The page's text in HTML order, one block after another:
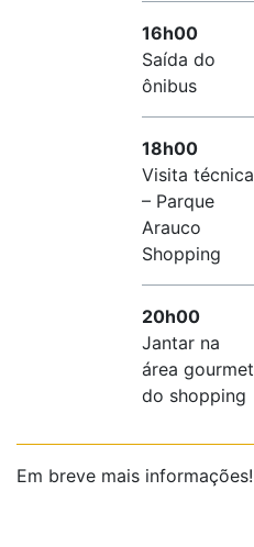
16h00
Saída do
ônibus
18h00
Visita técnica
– Parque
Arauco
Shopping
20h00
Jantar na
área gourmet
do shopping
Em breve mais informações!